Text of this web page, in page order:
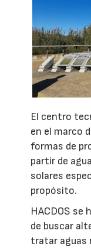
El centro
en el marco
formas de
partir de
solares
propósito.
HACDOS se
de buscar
tratar aguas